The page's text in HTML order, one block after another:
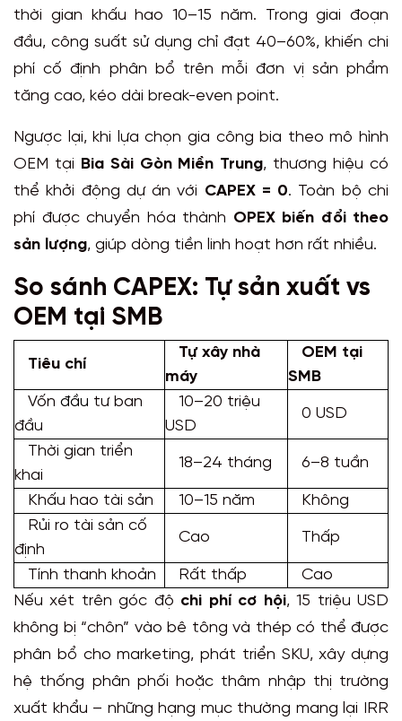
thời gian khấu hao 10–15 năm. Trong giai đoạn
đầu, công suất sử dụng chỉ đạt 40–60%, khiến chi
phí cố định phân bổ trên mỗi đơn vị sản phẩm
tăng cao, kéo dài break-even point.
Ngược lại, khi lựa chọn gia công bia theo mô hình
OEM tại Bia Sài Gòn Miền Trung, thương hiệu có
thể khởi động dự án với CAPEX = 0. Toàn bộ chi
phí được chuyển hóa thành OPEX biến đổi theo
sản lượng, giúp dòng tiền linh hoạt hơn rất nhiều.
So sánh CAPEX: Tự sản xuất vs
OEM tại SMB
Tiêu chí
Tự xây nhà
máy
OEM tại
SMB
Vốn đầu tư ban
đầu
10–20 triệu
USD
0 USD
Thời gian triển
khai
18–24 tháng 6–8 tuần
Khấu hao tài sản 10–15 năm
Không
Rủi ro tài sản cố
định
Cao Thấp
Tính thanh khoản Rất thấp
Cao
Nếu xét trên góc độ chi phí cơ hội, 15 triệu USD
không bị “chôn” vào bê tông và thép có thể được
phân bổ cho marketing, phát triển SKU, xây dựng
hệ thống phân phối hoặc thâm nhập thị trường
xuất khẩu – những hạng mục thường mang lại IRR